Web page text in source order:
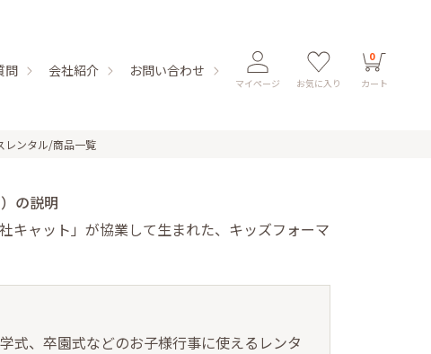
問 会社紹介 お問い合わせ
マイページ お気に入り
0
カート
レンタル/商品一覧
の説明
キャット」が協業して生まれた、キッズフォーマ
式、卒園式などのお子様行事に使えるレンタ